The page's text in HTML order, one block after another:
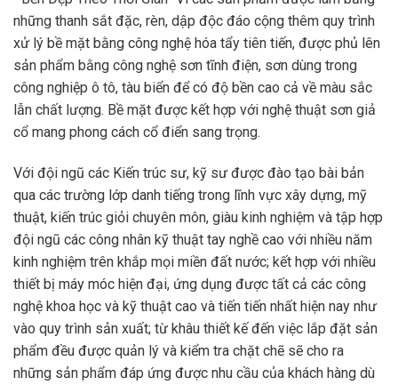
những thanh sắt đặc, rèn, dập độc đáo cộng thêm quy trình
xử lý bề mặt bằng công nghệ hóa tẩy tiên tiến, được phủ lên
sản phẩm bằng công nghệ sơn tĩnh điện, sơn dùng trong
công nghiệp ô tô, tàu biển để có độ bền cao cả về màu sắc
lẫn chất lượng. Bề mặt được kết hợp với nghệ thuật sơn giả
cổ mang phong cách cổ điển sang trọng.
Với đội ngũ các Kiến trúc sư, kỹ sư được đào tạo bài bản
qua các trường lớp danh tiếng trong lĩnh vực xây dựng, mỹ
thuật, kiến trúc giỏi chuyên môn, giàu kinh nghiệm và tập hợp
đội ngũ các công nhân kỹ thuật tay nghề cao với nhiều năm
kinh nghiệm trên khắp mọi miền đất nước; kết hợp với nhiều
thiết bị máy móc hiện đại, ứng dụng được tất cả các công
nghệ khoa học và kỹ thuật cao và tiến tiến nhất hiện nay như
vào quy trình sản xuất; từ khâu thiết kế đến việc lắp đặt sản
phẩm đều được quản lý và kiểm tra chặt chẽ sẽ cho ra
những sản phẩm đáp ứng được nhu cầu của khách hàng dù